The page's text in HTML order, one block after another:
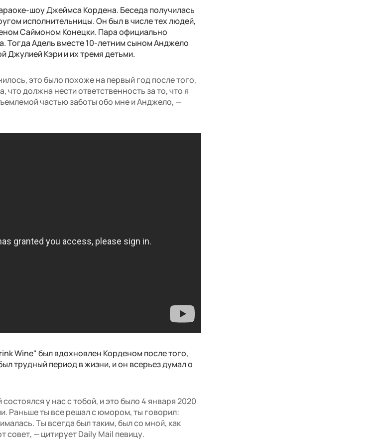
шоу Джеймса Кордена. Беседа получилась
исполнительницы. Он был в числе тех людей,
Саймоном Конецки. Пара официально
Тогда Адель вместе 10-летним сыном Анджело
Джулией Кэри и их тремя детьми.
это было похоже на первый год после того,
что должна нести ответственность за то, что я
частью заботы обо мне и Анджело, —
Wine" был вдохновлен Корденом после того,
трудный период в жизни, и он всерьез думал о
у нас с тобой, и это было 4 января 2020
Раньше ты все решал с юмором, ты говорил:
Ты всегда был таким, был со мной, как
совет, — цитирует Daily Mail певицу.